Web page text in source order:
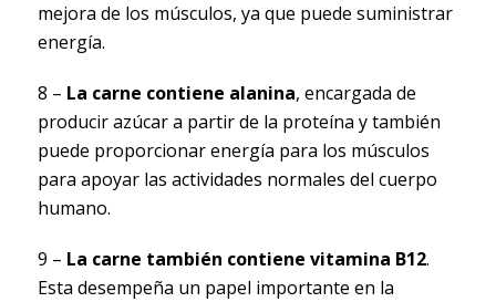
mejora de los músculos, ya que puede suministrar
energía.
8 – La carne contiene alanina, encargada de
producir azúcar a partir de la proteína y también
puede proporcionar energía para los músculos
para apoyar las actividades normales del cuerpo
humano.
9 – La carne también contiene vitamina B12.
Esta desempeña un papel importante en la